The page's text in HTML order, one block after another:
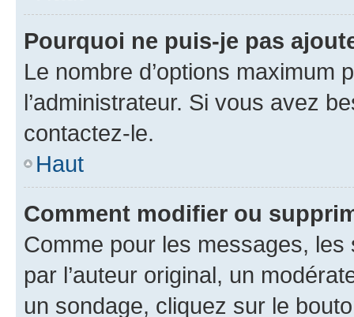
Pourquoi ne puis-je pas
Le nombre d’options maximum
l’administrateur. Si vous avez
contactez-le.
Haut
Comment modifier ou
Comme pour les messages,
par l’auteur original, un
un sondage, cliquez sur le